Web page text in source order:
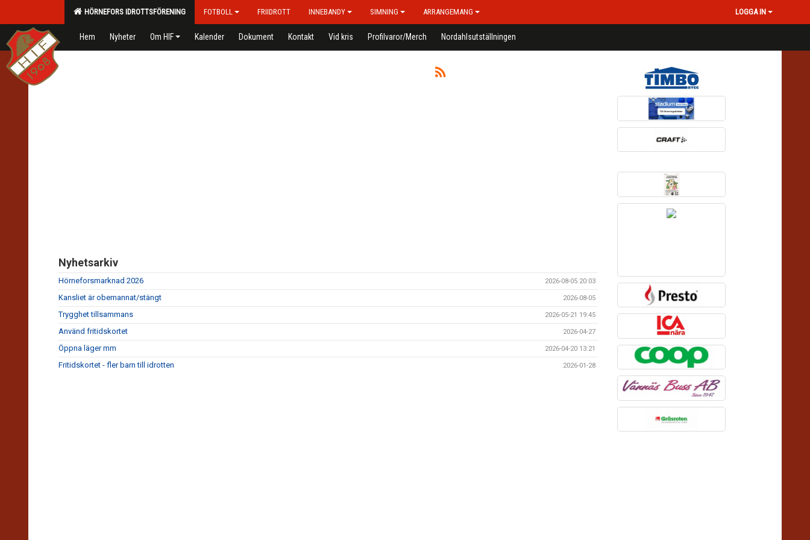
HÖRNEFORS IDROTTSFÖRENING FOTBOLL FRIIDROTT INNEBANDY SIMNING ARRANGEMANG LOGGA IN
Hem Nyheter Om HIF Kalender Dokument Kontakt Vid kris Profilvaror/Merch Nordahlsutställningen
Nyhetsarkiv
Hörneforsmarknad 2026 2026-08-05 20:03
Kansliet är obemannat/stängt 2026-08-05
Trygghet tillsammans 2026-05-21 19:45
Använd fritidskortet 2026-04-27
Öppna läger mm 2026-04-20 13:21
Fritidskortet - fler barn till idrotten 2026-01-28